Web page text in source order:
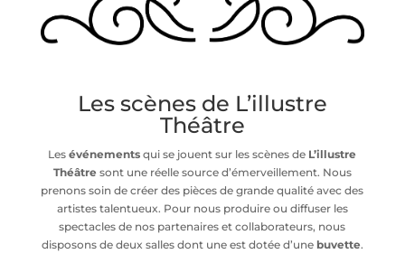
Les scènes de L’illustre
Théâtre
Lesévénements qui se jouent sur les scènes de L’illustre
Théâtre sont une réelle source d’émerveillement. Nous
prenons soin de créer des pièces de grande qualité avec des
artistes talentueux. Pour nous produire ou diffuser les
spectacles de nos partenaires et collaborateurs, nous
disposons de deux salles dont une est dotée d’une buvette.